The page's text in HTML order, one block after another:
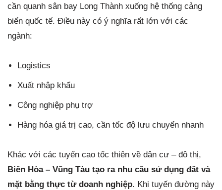
cần quanh sân bay Long Thành xuống hệ thống cảng
biển quốc tế. Điều này có ý nghĩa rất lớn với các
ngành:
Logistics
Xuất nhập khẩu
Công nghiệp phụ trợ
Hàng hóa giá trị cao, cần tốc độ lưu chuyển nhanh
Khác với các tuyến cao tốc thiên về dân cư – đô thị,
Biên Hòa – Vũng Tàu tạo ra nhu cầu sử dụng đất và
mặt bằng thực từ doanh nghiệp. Khi tuyến đường này